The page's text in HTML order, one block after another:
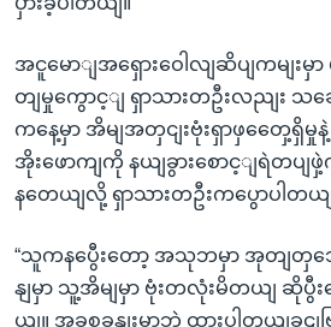
အငူမောျအရှေားဝေါလျဆိပျကမျးမှ
တျမှုကွောင့ျ ရှာသားတဦးလညျး သဆ
ကနေ့မှာ အိမျအတှငျးဗုံးရှာဖှတှေေ့ရှိမှုနဲ့
အိုးဖောကျကို နယျခွားစောင့ျရဲတပျ
နတေယျလို့ ရှာသားတဦးကပွောပါတယ
“သူကနပွေီးတော့ အသုဘမှာ အုတျတှ
နျမှာ သူ့အိမျမှာ ဗုံးတလုံးမိတယျ ဆိုပွီ
ယျ။ အခုစခနျးမှာဘဲ ထားပါတယျခငျဗ